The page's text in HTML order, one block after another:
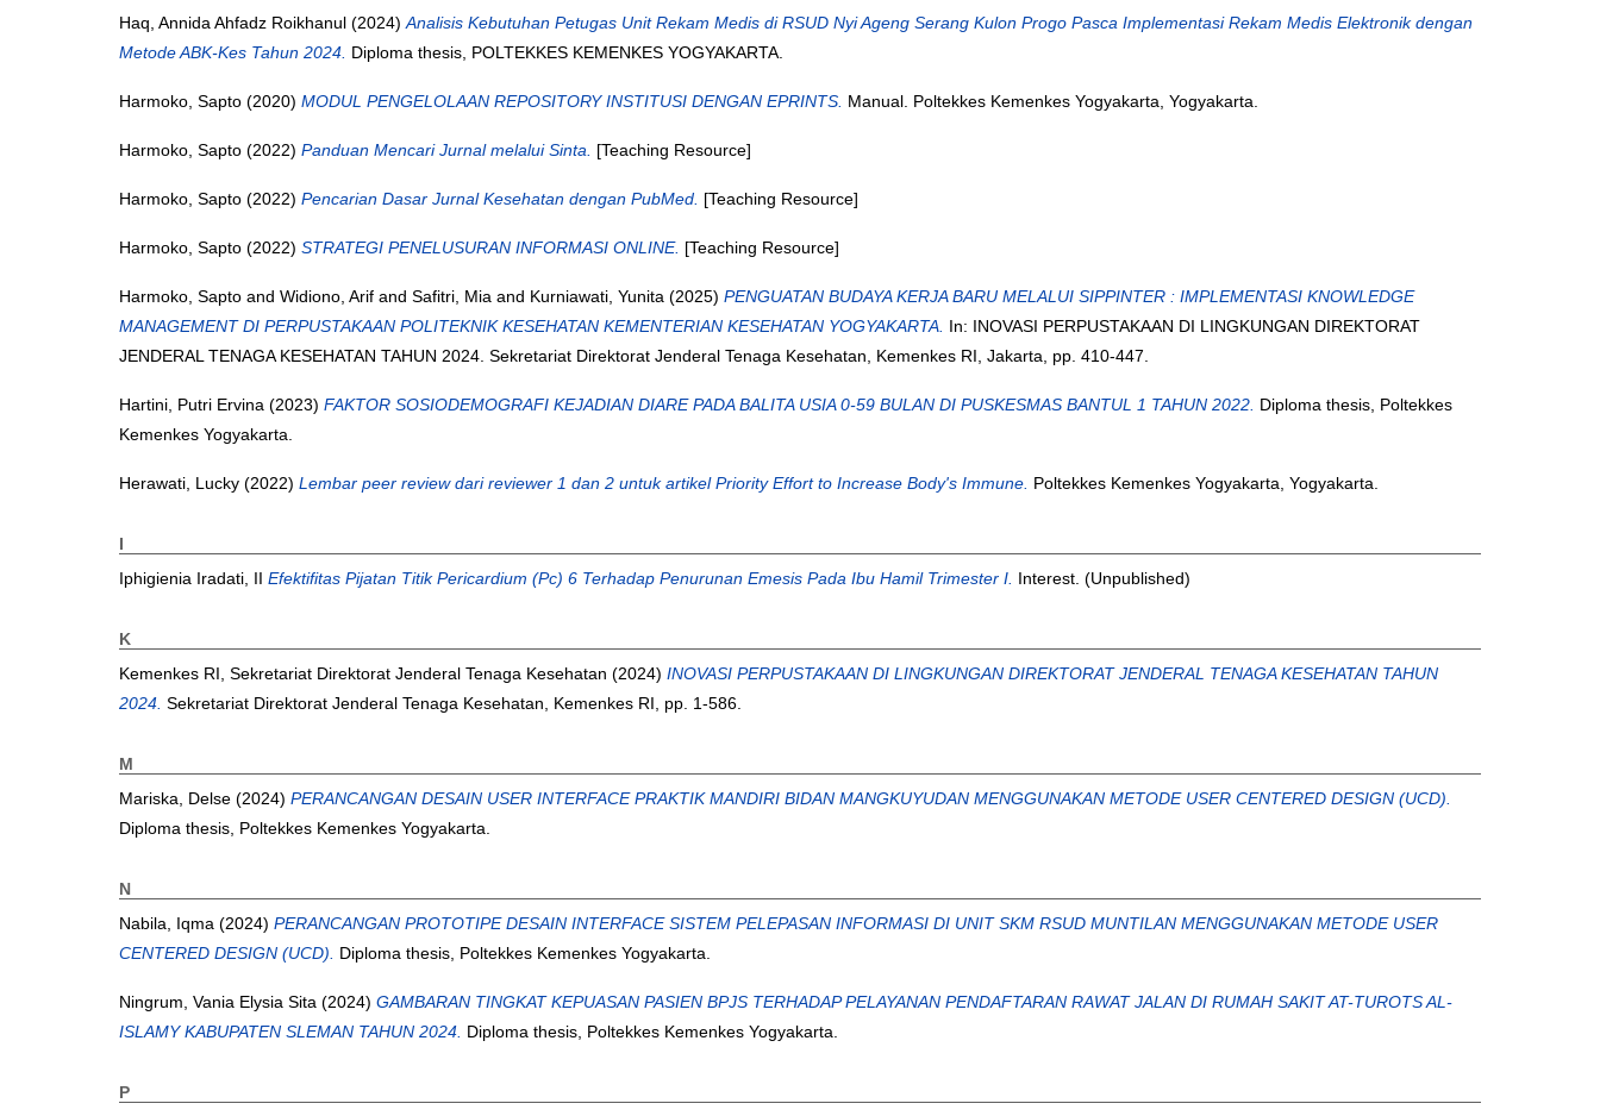
Haq, Annida Ahfadz Roikhanul (2024)Analisis Kebutuhan Petugas Unit Rekam Medis di RSUD Nyi Ageng Serang Kulon Progo Pasca Implementasi Rekam Medis Elektronik dengan
Metode ABK-Kes Tahun 2024. Diploma thesis, POLTEKKES KEMENKES YOGYAKARTA.
Harmoko, Sapto (2020) MODUL PENGELOLAAN REPOSITORY INSTITUSI DENGAN EPRINTS. Manual. Poltekkes Kemenkes Yogyakarta, Yogyakarta.
Harmoko, Sapto (2022) Panduan Mencari Jurnal melalui Sinta. [Teaching Resource]
Harmoko, Sapto (2022) Pencarian Dasar Jurnal Kesehatan dengan PubMed. [Teaching Resource]
Harmoko, Sapto (2022) STRATEGI PENELUSURAN INFORMASI ONLINE. [Teaching Resource]
Harmoko, Sapto and Widiono, Arif and Safitri, Mia and Kurniawati, Yunita (2025) PENGUATAN BUDAYA KERJA BARU MELALUI SIPPINTER : IMPLEMENTASI KNOWLEDGE
MANAGEMENT DI PERPUSTAKAAN POLITEKNIK KESEHATAN KEMENTERIAN KESEHATAN YOGYAKARTA. In: INOVASI PERPUSTAKAAN DI LINGKUNGAN DIREKTORAT
JENDERAL TENAGA KESEHATAN TAHUN 2024. Sekretariat Direktorat Jenderal Tenaga Kesehatan, Kemenkes RI, Jakarta, pp. 410-447.
Hartini, Putri Ervina (2023) FAKTOR SOSIODEMOGRAFI KEJADIAN DIARE PADA BALITA USIA 0-59 BULAN DI PUSKESMAS BANTUL 1 TAHUN 2022. Diploma thesis, Poltekkes
Kemenkes Yogyakarta.
Herawati, Lucky (2022) Lembar peer review dari reviewer 1 dan 2 untuk artikel Priority Effort to Increase Body's Immune. Poltekkes Kemenkes Yogyakarta, Yogyakarta.
I
Iphigienia Iradati, II Efektifitas Pijatan Titik Pericardium (Pc) 6 Terhadap Penurunan Emesis Pada Ibu Hamil Trimester I. Interest. (Unpublished)
K
Kemenkes RI, Sekretariat Direktorat Jenderal Tenaga Kesehatan (2024) INOVASI PERPUSTAKAAN DI LINGKUNGAN DIREKTORAT JENDERAL TENAGA KESEHATAN TAHUN
2024. Sekretariat Direktorat Jenderal Tenaga Kesehatan, Kemenkes RI, pp. 1-586.
M
Mariska, Delse (2024) PERANCANGAN DESAIN USER INTERFACE PRAKTIK MANDIRI BIDAN MANGKUYUDAN MENGGUNAKAN METODE USER CENTERED DESIGN (UCD).
Diploma thesis, Poltekkes Kemenkes Yogyakarta.
N
Nabila, Iqma (2024) PERANCANGAN PROTOTIPE DESAIN INTERFACE SISTEM PELEPASAN INFORMASI DI UNIT SKM RSUD MUNTILAN MENGGUNAKAN METODE USER
CENTERED DESIGN (UCD). Diploma thesis, Poltekkes Kemenkes Yogyakarta.
Ningrum, Vania Elysia Sita (2024) GAMBARAN TINGKAT KEPUASAN PASIEN BPJS TERHADAP PELAYANAN PENDAFTARAN RAWAT JALAN DI RUMAH SAKIT AT-TUROTS AL-
ISLAMY KABUPATEN SLEMAN TAHUN 2024. Diploma thesis, Poltekkes Kemenkes Yogyakarta.
P